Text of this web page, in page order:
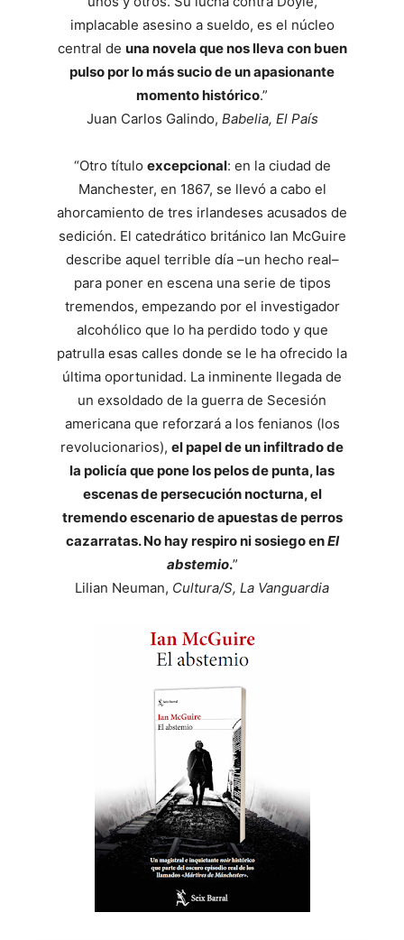
implacable asesino a sueldo, es el núcleo
central de una novela que nos lleva con buen
pulso por lo más sucio de un apasionante
momento histórico.”
Juan Carlos Galindo, Babelia, El País
“Otro título excepcional: en la ciudad de
Manchester, en 1867, se llevó a cabo el
ahorcamiento de tres irlandeses acusados de
sedición. El catedrático británico Ian McGuire
describe aquel terrible día –un hecho real–
para poner en escena una serie de tipos
tremendos, empezando por el investigador
alcohólico que lo ha perdido todo y que
patrulla esas calles donde se le ha ofrecido la
última oportunidad. La inminente llegada de
un exsoldado de la guerra de Secesión
americana que reforzará a los fenianos (los
revolucionarios), el papel de un infiltrado de
la policía que pone los pelos de punta, las
escenas de persecución nocturna, el
tremendo escenario de apuestas de perros
cazarratas. No hay respiro ni sosiego enEl
abstemio.”
Lilian Neuman, Cultura/S, La Vanguardia